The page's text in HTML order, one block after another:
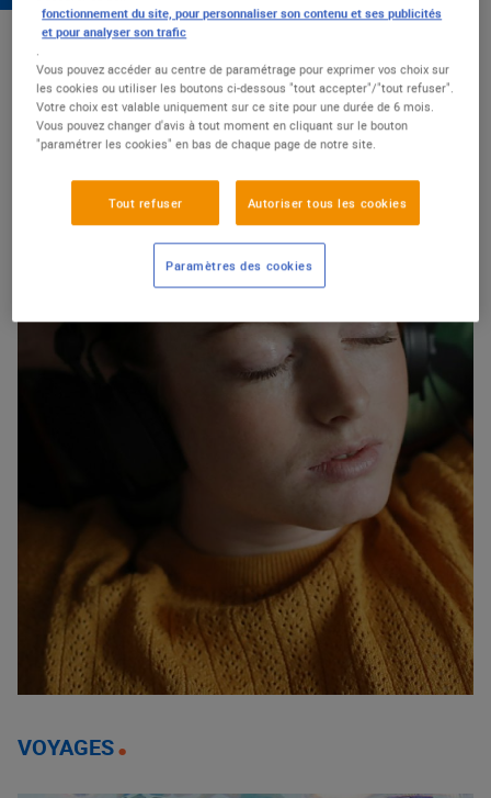
CULTURE
CULTURE & LOISIRS
Faire plus de place à la
Culture
Découvrir
VOYAGES
fonctionnement du site, pour personnaliser son contenu et ses publicités
et pour analyser son trafic
Vous pouvez accéder au centre de paramétrage pour exprimer vos choix sur
les cookies ou utiliser les boutons ci-dessous "tout accepter"/"tout refuser".
Votre choix est valable uniquement sur ce site pour une durée de 6 mois.
Vous pouvez changer d'avis à tout moment en cliquant sur le bouton
"paramétrer les cookies" en bas de chaque page de notre site.
Tout refuser Autoriser tous les cookies
Paramètres des cookies